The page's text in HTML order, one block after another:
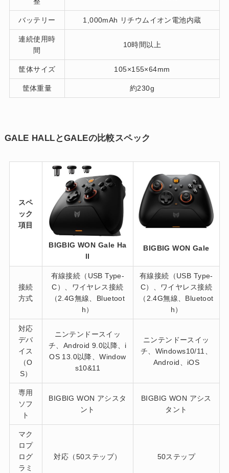
バッテリー 1,000mAh リチウムイオン電池内蔵
連続使用時
間
10時間以上
筐体サイズ 105×155×64mm
筐体重量 約230g
GALE HALLとGALEの比較スペック
スペ
ック
項目
BIGBIG WON Gale Ha
ll
BIGBIG WON Gale
接続
方式
有線接続（USB Type-
C）、ワイヤレス接続
（2.4G無線、Bluetoot
h）
有線接続（USB Type-
C）、ワイヤレス接続
（2.4G無線、Bluetoot
h）
対応
デバ
イス
（O
S）
ニンテンドースイッ
チ、Android 9.0以降、i
OS 13.0以降、Window
s10&11
ニンテンドースイッ
チ、Windows10/11、
Android、iOS
専用
ソフ
ト
BIGBIG WON アシスタ
ント
BIGBIG WON アシス
タント
マク
ロプ
ログ
ラミ
対応（50ステップ） 50ステップ